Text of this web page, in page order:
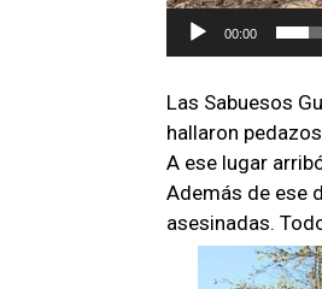
í
o
00:00
Las Sabuesos
hallaron
A ese lugar
Además de ese
asesinadas.